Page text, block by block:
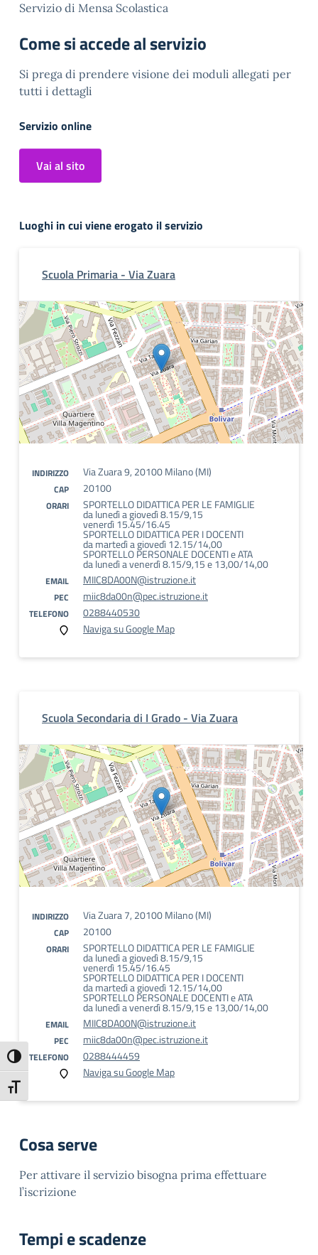
Attiva/disattiva alto contrasto
Attiva/disattiva dimensione testo
Servizio di Mensa Scolastica
Come si accede al servizio
Si prega di prendere visione dei moduli allegati per
tutti i dettagli
Servizio online
Vai al sito
Luoghi in cui viene erogato il servizio
Scuola Primaria - Via Zuara
INDIRIZZO Via Zuara 9, 20100 Milano (MI)
CAP 20100
ORARI SPORTELLO DIDATTICA PER LE FAMIGLIE
da lunedì a giovedì 8.15/9,15
venerdì 15.45/16.45
SPORTELLO DIDATTICA PER I DOCENTI
da martedì a giovedì 12.15/14,00
SPORTELLO PERSONALE DOCENTI e ATA
da lunedì a venerdì 8.15/9,15 e 13,00/14,00
EMAIL MIIC8DA00N@istruzione.it
PEC miic8da00n@pec.istruzione.it
TELEFONO
0288440530
Naviga su Google Map
Scuola Secondaria di I Grado - Via Zuara
INDIRIZZO Via Zuara 7, 20100 Milano (MI)
CAP 20100
ORARI SPORTELLO DIDATTICA PER LE FAMIGLIE
da lunedì a giovedì 8.15/9,15
venerdì 15.45/16.45
SPORTELLO DIDATTICA PER I DOCENTI
da martedì a giovedì 12.15/14,00
SPORTELLO PERSONALE DOCENTI e ATA
da lunedì a venerdì 8.15/9,15 e 13,00/14,00
EMAIL MIIC8DA00N@istruzione.it
PEC miic8da00n@pec.istruzione.it
TELEFONO
0288444459
Naviga su Google Map
Cosa serve
Per attivare il servizio bisogna prima effettuare
l’iscrizione
Tempi e scadenze